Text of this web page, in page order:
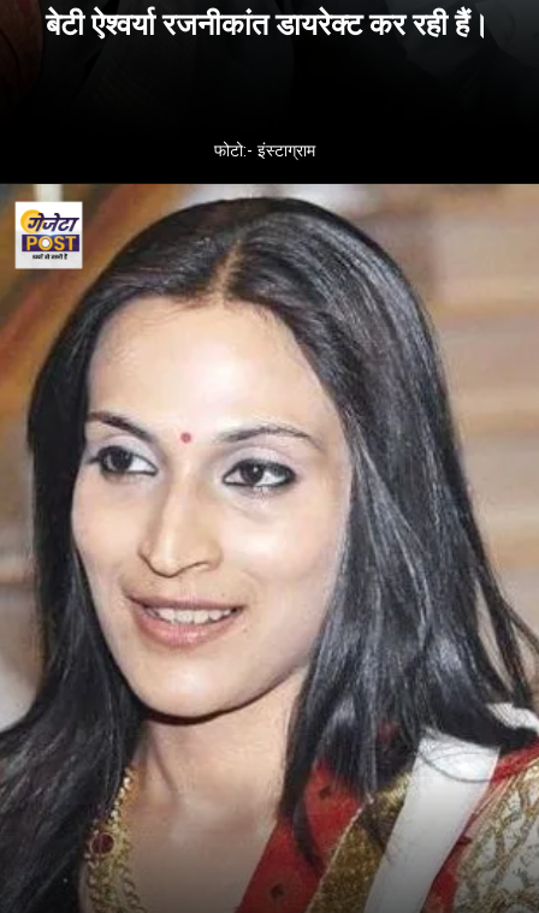
बेटी ऐश्वर्या रजनीकांत डायरेक्ट कर रही हैं।
फोटो:- इंस्टाग्राम